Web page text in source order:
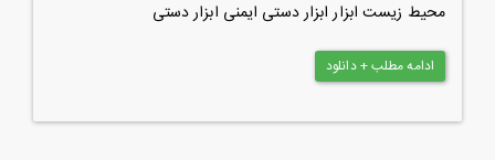
محیط زیست ابزار ابزار دستی ایمنی ابزار دستی
ادامه مطلب + دانلود